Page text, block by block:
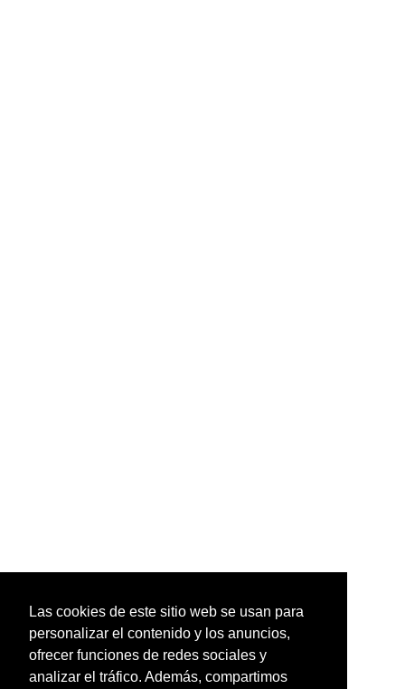
Las cookies de este sitio web se usan para
personalizar el contenido y los anuncios,
ofrecer funciones de redes sociales y
analizar el tráfico. Además, compartimos